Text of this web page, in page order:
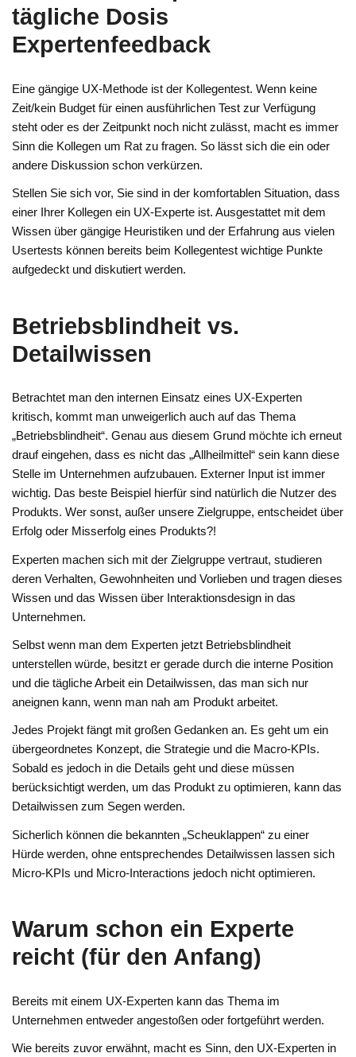
tägliche Dosis
Expertenfeedback
Eine gängige UX-Methode ist der Kollegentest. Wenn keine
Zeit/kein Budget für einen ausführlichen Test zur Verfügung
steht oder es der Zeitpunkt noch nicht zulässt, macht es immer
Sinn die Kollegen um Rat zu fragen. So lässt sich die ein oder
andere Diskussion schon verkürzen.
Stellen Sie sich vor, Sie sind in der komfortablen Situation, dass
einer Ihrer Kollegen ein UX-Experte ist. Ausgestattet mit dem
Wissen über gängige Heuristiken und der Erfahrung aus vielen
Usertests können bereits beim Kollegentest wichtige Punkte
aufgedeckt und diskutiert werden.
Betriebsblindheit vs.
Detailwissen
Betrachtet man den internen Einsatz eines UX-Experten
kritisch, kommt man unweigerlich auch auf das Thema
„Betriebsblindheit“. Genau aus diesem Grund möchte ich erneut
drauf eingehen, dass es nicht das „Allheilmittel“ sein kann diese
Stelle im Unternehmen aufzubauen. Externer Input ist immer
wichtig. Das beste Beispiel hierfür sind natürlich die Nutzer des
Produkts. Wer sonst, außer unsere Zielgruppe, entscheidet über
Erfolg oder Misserfolg eines Produkts?!
Experten machen sich mit der Zielgruppe vertraut, studieren
deren Verhalten, Gewohnheiten und Vorlieben und tragen dieses
Wissen und das Wissen über Interaktionsdesign in das
Unternehmen.
Selbst wenn man dem Experten jetzt Betriebsblindheit
unterstellen würde, besitzt er gerade durch die interne Position
und die tägliche Arbeit ein Detailwissen, das man sich nur
aneignen kann, wenn man nah am Produkt arbeitet.
Jedes Projekt fängt mit großen Gedanken an. Es geht um ein
übergeordnetes Konzept, die Strategie und die Macro-KPIs.
Sobald es jedoch in die Details geht und diese müssen
berücksichtigt werden, um das Produkt zu optimieren, kann das
Detailwissen zum Segen werden.
Sicherlich können die bekannten „Scheuklappen“ zu einer
Hürde werden, ohne entsprechendes Detailwissen lassen sich
Micro-KPIs und Micro-Interactions jedoch nicht optimieren.
Warum schon ein Experte
reicht (für den Anfang)
Bereits mit einem UX-Experten kann das Thema im
Unternehmen entweder angestoßen oder fortgeführt werden.
Wie bereits zuvor erwähnt, macht es Sinn, den UX-Experten in